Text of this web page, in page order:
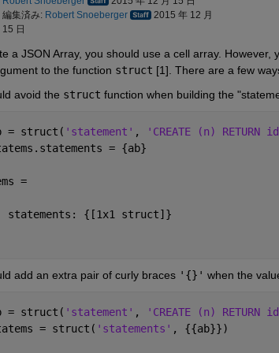
編集済み: Robert Snoeberger
2015 年 12 月
15 日
a JSON Array, you should use a cell array.
to the function struct [1]. There are a few
avoid the struct function when building the
= struct( 'statement' , 'CREATE (n) RETURN
= {ab}
=
statements: {[1x1 struct]}
add an extra pair of curly braces '{}' when the
= struct( 'statement' , 'CREATE (n) RETURN
= struct( 'statements' , {{ab}})